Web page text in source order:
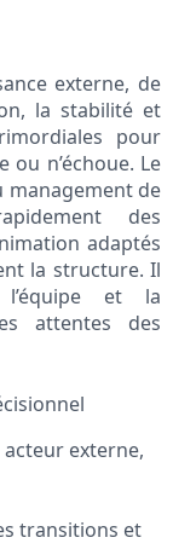
externe, de
la stabilité et
pour
ou n’échoue. Le
management de
des
adaptés
la structure. Il
et la
attentes des
externe,
transitions et